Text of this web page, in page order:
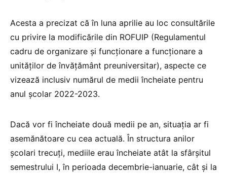
Acesta a precizat că în luna aprilie au loc consultările
cu privire la modificările din ROFUIP (Regulamentul
cadru de organizare și funcționare a funcționare a
unităților de învățământ preuniversitar), aspecte ce
vizează inclusiv numărul de medii încheiate pentru
anul școlar 2022-2023.
Dacă vor fi încheiate două medii pe an, situația ar fi
asemănătoare cu cea actuală. În structura anilor
școlari trecuți, mediile erau încheiate atât la sfârșitul
semestrului I, în perioada decembrie-ianuarie, cât și la